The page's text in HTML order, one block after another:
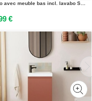
Lavabo avec meuble bas incl. lavabo Skelbolu 60 x 57 x 39 cm noir
€